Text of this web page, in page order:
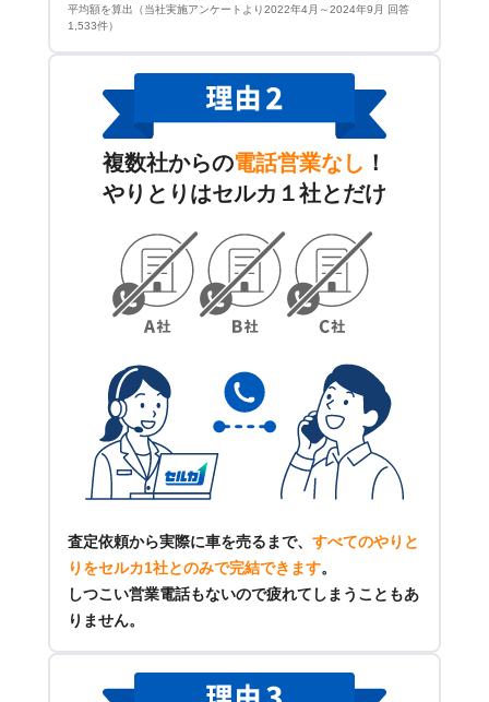
平均額を算出（当社実施アンケートより2022年4月～2024年9月 回答
1,533件）
複数社からの電話営業なし ！
やりとりはセルカ１社とだけ
査定依頼から実際に車を売るまで、 すべてのやりと
りをセルカ1社とのみで完結できます。
しつこい営業電話もないので疲れてしまうこともあ
りません。